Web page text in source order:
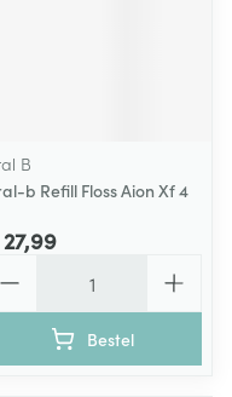
B
b Refill Floss Aion Xf 4
Bestel